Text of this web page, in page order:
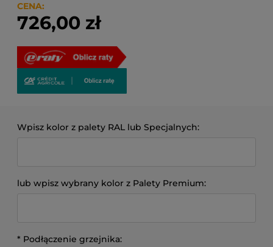
CENA:
726,00 zł
Wpisz kolor z palety RAL lub Specjalnych:
lub wpisz wybrany kolor z Palety Premium:
* Podłączenie grzejnika: